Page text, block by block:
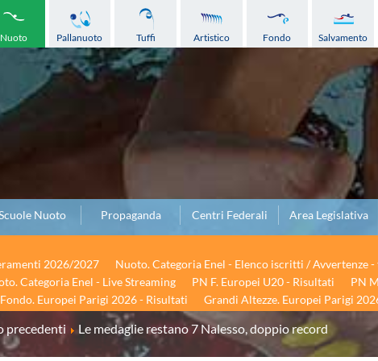
Nuoto Pallanuoto Tuffi Artistico Fondo Salvamento
Nuoto Propaganda Centri Federali Area Legislativa
2026/2027
Nuoto. Categoria Enel - Elenco iscritti / Avvertenze
Categoria Enel - Live Streaming PN F. Europei U20 - Risultati
PN
Fondo. Europei Parigi 2026 - Risultati Grandi Altezze. Europei Parigi
precedenti Le medaglie restano 7 Nalesso, doppio record